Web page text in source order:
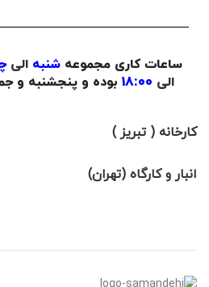
ساعات کاری مجموعه شنبه الی
الی
بوده و پنجشنبه و
کارخانه ( تبریز )
انبار و کارگاه (تهران)